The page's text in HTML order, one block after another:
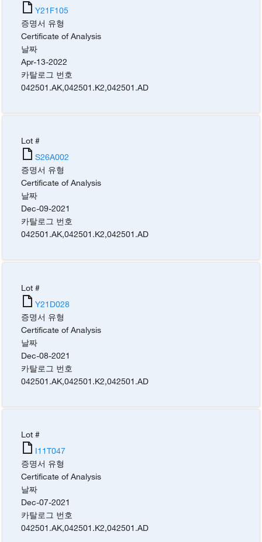
Y21F105
증명서 유형
Certificate of Analysis
날짜
Apr-13-2022
카탈로그 번호
042501.AK,042501.K2,042501.AD
Lot #
S26A002
증명서 유형
Certificate of Analysis
날짜
Dec-09-2021
카탈로그 번호
042501.AK,042501.K2,042501.AD
Lot #
Y21D028
증명서 유형
Certificate of Analysis
날짜
Dec-08-2021
카탈로그 번호
042501.AK,042501.K2,042501.AD
Lot #
I11T047
증명서 유형
Certificate of Analysis
날짜
Dec-07-2021
카탈로그 번호
042501.AK,042501.K2,042501.AD